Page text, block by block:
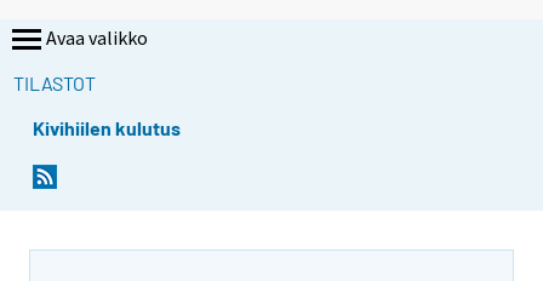
Avaa valikko
TILASTOT
Kivihiilen kulutus